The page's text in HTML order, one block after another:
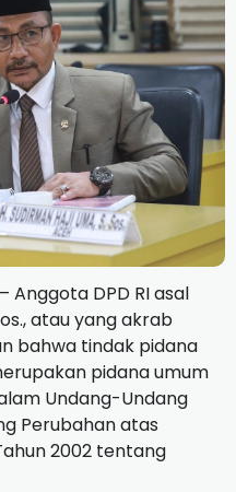
– Anggota DPD RI asal
atau yang akrab
bahwa tindak pidana
pidana umum
Undang-Undang
Perubahan atas
2002 tentang